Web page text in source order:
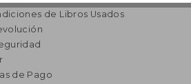
de Libros Usados
de Pago